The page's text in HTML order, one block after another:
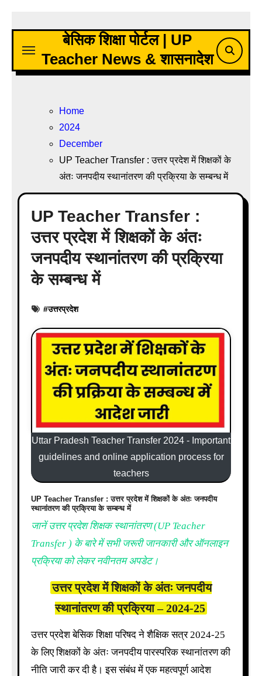
content
बेसिक शिक्षा पोर्टल | UP
Teacher News & शासनादेश
Home
2024
December
UP Teacher Transfer : उत्तर प्रदेश में शिक्षकों के
अंतः जनपदीय स्थानांतरण की प्रक्रिया के सम्बन्ध में
UP Teacher Transfer :
उत्तर प्रदेश में शिक्षकों के अंतः
जनपदीय स्थानांतरण की प्रक्रिया
के सम्बन्ध में
#उत्तरप्रदेश
Uttar Pradesh Teacher Transfer 2024 - Important
guidelines and online application process for
teachers
UP Teacher Transfer : उत्तर प्रदेश में शिक्षकों के अंतः जनपदीय
स्थानांतरण की प्रक्रिया के सम्बन्ध में
जानें उत्तर प्रदेश शिक्षक स्थानांतरण (UP Teacher
Transfer ) के बारे में सभी जरूरी जानकारी और ऑनलाइन
प्रक्रिया को लेकर नवीनतम अपडेट।
उत्तर प्रदेश में शिक्षकों के अंतः जनपदीय
स्थानांतरण की प्रक्रिया – 2024-25
उत्तर प्रदेश बेसिक शिक्षा परिषद ने शैक्षिक सत्र 2024-25
के लिए शिक्षकों के अंतः जनपदीय पारस्परिक स्थानांतरण की
नीति जारी कर दी है। इस संबंध में एक महत्वपूर्ण आदेश